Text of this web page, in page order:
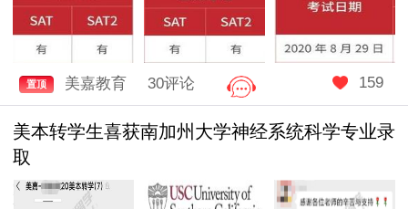
置顶 美嘉教育 30评论 159
美本转学生喜获南加州大学神经系统科学专业录
取